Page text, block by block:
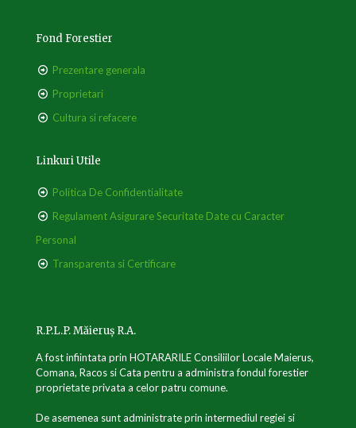
Fond Forestier
Prezentare generala
Proprietari
Cultura si refacere
Linkuri Utile
Politica De Confidentialitate
Regulament Asigurare Securitate Date cu Caracter
Personal
Transparenta si Certificare
R.P.L.P. Măieruș R.A.
A fost infiintata prin HOTARARILE Consiliilor Locale Maierus,
Comana, Racos si Cata pentru a administra fondul forestier
proprietate privata a celor patru comune.
De asemenea sunt administrate prin intermediul regiei si